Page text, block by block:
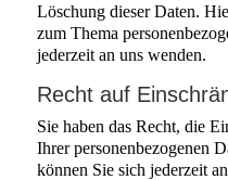
Löschung dieser Daten.
zum Thema
jederzeit an uns wenden.
Recht auf
Sie haben das Recht, die
Ihrer personenbezogenen
können Sie sich jederzeit